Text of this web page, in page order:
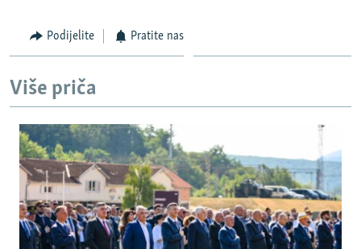
NASTANAK I RASPAD JUGOSLAVIJE
Podijelite Pratite nas
Više priča